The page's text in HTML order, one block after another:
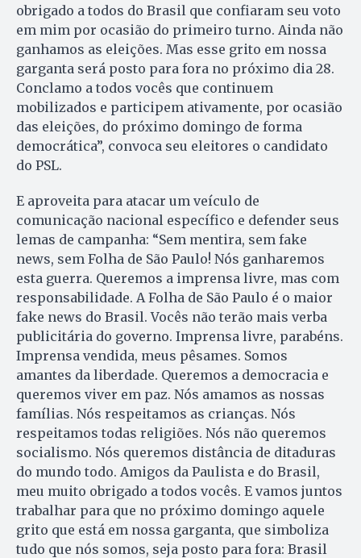
obrigado a todos do Brasil que confiaram seu voto
em mim por ocasião do primeiro turno. Ainda não
ganhamos as eleições. Mas esse grito em nossa
garganta será posto para fora no próximo dia 28.
Conclamo a todos vocês que continuem
mobilizados e participem ativamente, por ocasião
das eleições, do próximo domingo de forma
democrática”, convoca seu eleitores o candidato
do PSL.
E aproveita para atacar um veículo de
comunicação nacional específico e defender seus
lemas de campanha: “Sem mentira, sem fake
news, sem Folha de São Paulo! Nós ganharemos
esta guerra. Queremos a imprensa livre, mas com
responsabilidade. A Folha de São Paulo é o maior
fake news do Brasil. Vocês não terão mais verba
publicitária do governo. Imprensa livre, parabéns.
Imprensa vendida, meus pêsames. Somos
amantes da liberdade. Queremos a democracia e
queremos viver em paz. Nós amamos as nossas
famílias. Nós respeitamos as crianças. Nós
respeitamos todas religiões. Nós não queremos
socialismo. Nós queremos distância de ditaduras
do mundo todo. Amigos da Paulista e do Brasil,
meu muito obrigado a todos vocês. E vamos juntos
trabalhar para que no próximo domingo aquele
grito que está em nossa garganta, que simboliza
tudo que nós somos, seja posto para fora: Brasil